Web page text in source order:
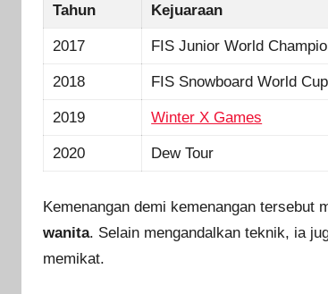
Tahun Kejuaraan
2017 FIS Junior World
2018 FIS Snowboard World Cup
2019 Winter X Games
2020 Dew Tour
Kemenangan demi kemenangan tersebut
wanita. Selain mengandalkan teknik, ia
memikat.